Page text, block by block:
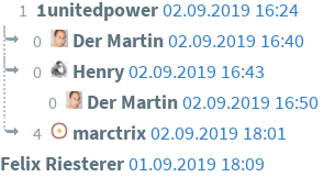
1 1unitedpower02.09.2019 16:24
0 Der Martin02.09.2019 16:40
0 Henry02.09.2019 16:43
0 Der Martin02.09.2019 16:50
4 marctrix02.09.2019 18:01
Felix Riesterer01.09.2019 18:09